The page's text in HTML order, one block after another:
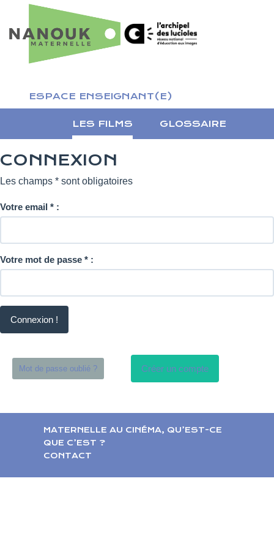
ESPACE ENSEIGNANT(E)
LES FILMS GLOSSAIRE
CONNEXION
Les champs * sont obligatoires
Votre email * :
Votre mot de passe * :
Connexion !
Mot de passe oublié ? Créer un compte
MATERNELLE AU CINÉMA, QU’EST-CE
QUE C’EST ?
CONTACT